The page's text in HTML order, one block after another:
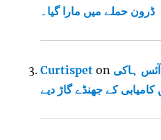
ڈرون حملے میں مارا گیا۔
Curtispet on آئس ہاکی
کامیابی کے جھنڈے گاڑ دیے